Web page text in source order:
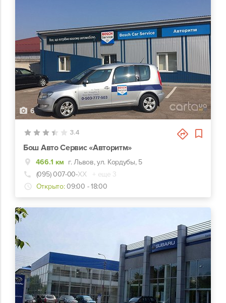
6
3.4
Бош Авто Сервис «Авторитм»
466.1 км г. Львов, ул. Кордубы, 5
(095) 007-00-ХХ
+ еще 3
Открыто: 09:00 - 18:00